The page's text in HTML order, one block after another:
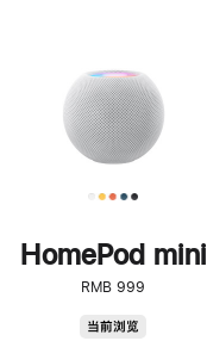
HomePod mini
RMB 999
当前浏览